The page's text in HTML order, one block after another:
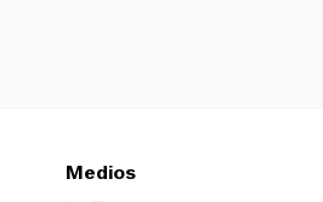
Medios